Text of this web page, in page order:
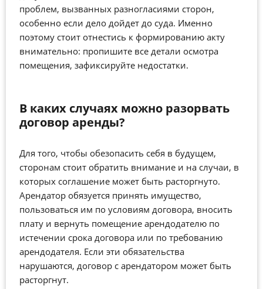
проблем, вызванных разногласиями сторон,
особенно если дело дойдет до суда. Именно
поэтому стоит отнестись к формированию акту
внимательно: пропишите все детали осмотра
помещения, зафиксируйте недостатки.
В каких случаях можно разорвать
договор аренды?
Для того, чтобы обезопасить себя в будущем,
сторонам стоит обратить внимание и на случаи, в
которых соглашение может быть расторгнуто.
Арендатор обязуется принять имущество,
пользоваться им по условиям договора, вносить
плату и вернуть помещение арендодателю по
истечении срока договора или по требованию
арендодателя. Если эти обязательства
нарушаются, договор с арендатором может быть
расторгнут.